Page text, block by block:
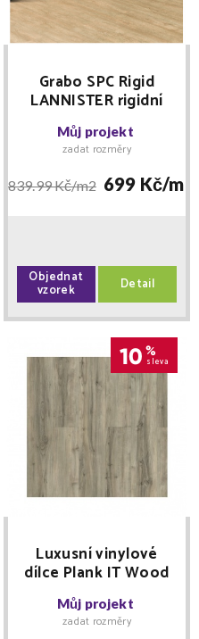
Grabo SPC Rigid
LANNISTER rigidní
vinylová podlaha 0,4
mm s integrovanou
podložkou
Můj projekt
zadat rozměry
839.99 Kč/m2 699 Kč/m2
Objednat
vzorek Detail
10 %
sleva
Luxusní vinylové
dílce Plank IT Wood
2000 BRONN -
BÉŽOVOŠEDÝ
Můj projekt
zadat rozměry